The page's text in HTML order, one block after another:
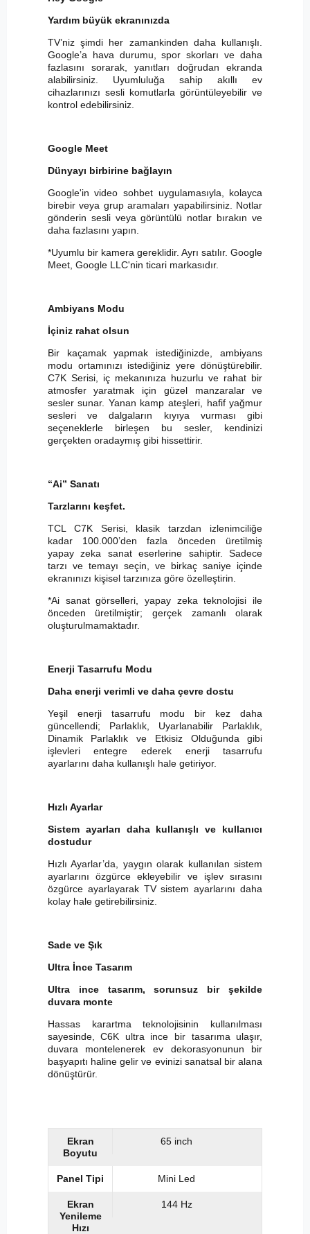
Yardım büyük ekranınızda
TV’niz şimdi her zamankinden daha kullanışlı.
Google’a hava durumu, spor skorları ve daha
fazlasını sorarak, yanıtları doğrudan ekranda
alabilirsiniz. Uyumluluğa sahip akıllı ev
cihazlarınızı sesli komutlarla görüntüleyebilir ve
kontrol edebilirsiniz.
Google Meet
Dünyayı birbirine bağlayın
Google'in video sohbet uygulamasıyla, kolayca
birebir veya grup aramaları yapabilirsiniz. Notlar
gönderin sesli veya görüntülü notlar bırakın ve
daha fazlasını yapın.
*Uyumlu bir kamera gereklidir. Ayrı satılır. Google
Meet, Google LLC'nin ticari markasıdır.
Ambiyans Modu
İçiniz rahat olsun
Bir kaçamak yapmak istediğinizde, ambiyans
modu ortamınızı istediğiniz yere dönüştürebilir.
C7K Serisi, iç mekanınıza huzurlu ve rahat bir
atmosfer yaratmak için güzel manzaralar ve
sesler sunar. Yanan kamp ateşleri, hafif yağmur
sesleri ve dalgaların kıyıya vurması gibi
seçeneklerle birleşen bu sesler, kendinizi
gerçekten oradaymış gibi hissettirir.
“Ai” Sanatı
Tarzlarını keşfet.
TCL C7K Serisi, klasik tarzdan izlenimciliğe
kadar 100.000’den fazla önceden üretilmiş
yapay zeka sanat eserlerine sahiptir. Sadece
tarzı ve temayı seçin, ve birkaç saniye içinde
ekranınızı kişisel tarzınıza göre özelleştirin.
*Ai sanat görselleri, yapay zeka teknolojisi ile
önceden üretilmiştir; gerçek zamanlı olarak
oluşturulmamaktadır.
Enerji Tasarrufu Modu
Daha enerji verimli ve daha çevre dostu
Yeşil enerji tasarrufu modu bir kez daha
güncellendi; Parlaklık, Uyarlanabilir Parlaklık,
Dinamik Parlaklık ve Etkisiz Olduğunda gibi
işlevleri entegre ederek enerji tasarrufu
ayarlarını daha kullanışlı hale getiriyor.
Hızlı Ayarlar
Sistem ayarları daha kullanışlı ve kullanıcı
dostudur
Hızlı Ayarlar’da, yaygın olarak kullanılan sistem
ayarlarını özgürce ekleyebilir ve işlev sırasını
özgürce ayarlayarak TV sistem ayarlarını daha
kolay hale getirebilirsiniz.
Sade ve Şık
Ultra İnce Tasarım
Ultra ince tasarım, sorunsuz bir şekilde
duvara monte
Hassas karartma teknolojisinin kullanılması
sayesinde, C6K ultra ince bir tasarıma ulaşır,
duvara montelenerek ev dekorasyonunun bir
başyapıtı haline gelir ve evinizi sanatsal bir alana
dönüştürür.
Ekran
Boyutu
65 inch
Panel Tipi Mini Led
Ekran
Yenileme
Hızı
144 Hz